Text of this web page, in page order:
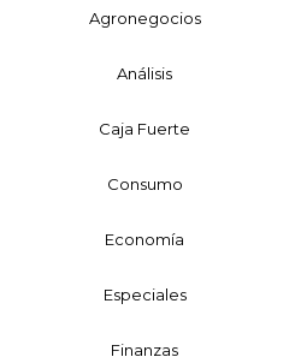
Agronegocios
Análisis
Caja Fuerte
Consumo
Economía
Especiales
Finanzas